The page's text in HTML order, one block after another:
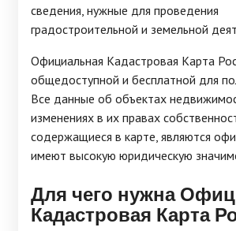
сведения, нужные для проведения
градостроительной и земельной
Официальная Кадастровая Карта
общедоступной и бесплатной для
Все данные об объектах
изменениях в их правах
содержащиеся в карте, являются
имеют высокую юридическую
Для чего нужна
Кадастровая Карта